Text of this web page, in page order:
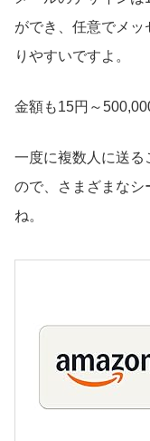
ができ、任意でメ
りやすいですよ。
金額も15円～
一度に複数人に送る
ので、さまざまなシ
ね。